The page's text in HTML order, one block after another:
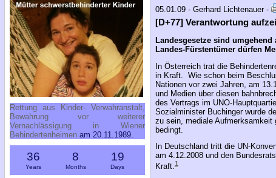
Rettung aus Kinder- Verwahranstalt,
Bewahrung vor weiterer
Vernachlässigung in Wiener
Behindertenheimenam 20.11.1989.
36
Years
8
Months
19
Days
05.01.09 - Gerhard Lichtenauer -
[D+77] Verantwortung
Landesgesetze sind umgehend
Landes-Fürstentümer dürfen
In Österreich trat die
in Kraft. Wie schon beim
Nationen vor zwei Jahren, am
und Medien über diesen
des Vertrags im UNO-
Sozialminister Buchinger wurde
zu sein, mediale Aufmerksamkeit
bedingt.
In Deutschland tritt die UN-
am 4.12.2008 und den
Kraft.1